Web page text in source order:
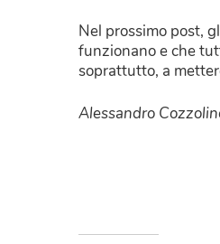
Nel prossimo post,
funzionano e che
soprattutto, a
Alessandro